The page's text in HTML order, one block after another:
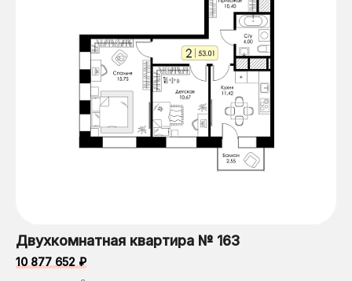
Двухкомнатная квартира № 163
10 877 652 ₽